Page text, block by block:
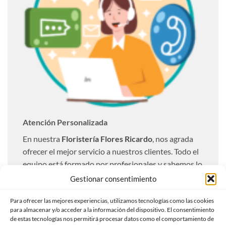
Gestionar consentimiento
Para ofrecer las mejores experiencias, utilizamos tecnologías como las cookies
para almacenar y/o acceder a la información del dispositivo. El consentimiento
de estas tecnologías nos permitirá procesar datos como el comportamiento de
Atención Personalizada
En nuestra Floristería Flores Ricardo, nos agrada
ofrecer el mejor servicio a nuestros clientes. Todo el
equipo está formado por profesionales y sabemos lo
importante que resulta una entrega óptima. Es por
personalizadas a nuestros clientes.